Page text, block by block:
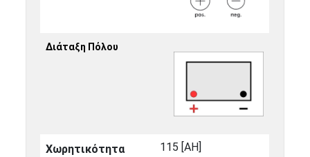
Διάταξη Πόλου
Χωρητικότητα
115 [ΑΗ]